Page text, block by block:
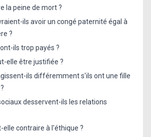
la peine de mort ?
ils avoir un congé paternité égal à
?
ils trop payés ?
elle être justifiée ?
ils différemment s'ils ont une fille
desservent-ils les relations
elle contraire à l'éthique ?